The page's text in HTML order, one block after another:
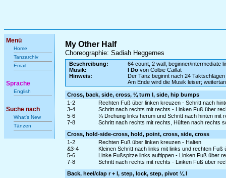
Menü
Home
Tanzarchiv
Email
Sprache
English
Suche nach
What's New
Tänzen
My Other Half
Choreographie: Sadiah Heggernes
Beschreibung:
64 count, 2 wall, beginner/intermediate
Musik:
I Dovon Colbie Caillat
Hinweis:
Der Tanz beginnt nach 24
Am Ende wird die Musik leiser;
Cross, back, side, cross, ¼ turn l, side, hip bumps
1-2
Rechten Fuß über linken kreuzen - Schritt nach
3-4
Schritt nach rechts mit rechts - Linken Fuß über
5-6
¼ Drehung links herum und Schritt nach hinten mit
7-8
Schritt nach rechts mit rechts, Hüften nach rechts
Cross, hold-side-cross, hold, point, cross, side, cross
1-2
Rechten Fuß über linken kreuzen - Halten
&3-4
Kleinen Schritt nach links mit links und rechten Fuß
5-6
Linke Fußspitze links auftippen - Linken Fuß über
7-8
Schritt nach rechts mit rechts - Linken Fuß über
Back, heel/clap r + l, step, lock, step, pivot ¼ l